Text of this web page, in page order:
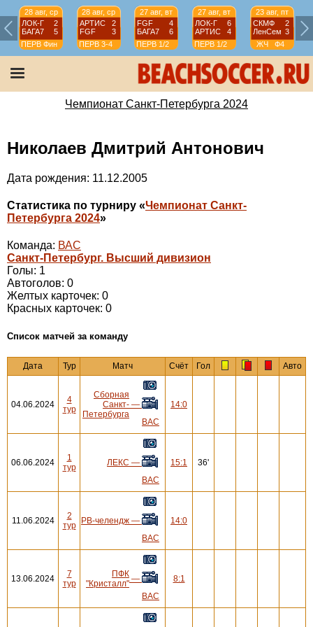
28 авг, ср
ЛОК-Г
2
БАГА7
5
ПЕРВ Фин
28 авг, ср
АРТИС
2
FGF
3
ПЕРВ 3-4
27 авг, вт
FGF
4
БАГА7
6
ПЕРВ 1/2
27 авг, вт
ЛОК-Г
6
АРТИС
4
ПЕРВ 1/2
23 авг, пт
СКМФ
2
ЛенСем 3
ЖЧ
Ф4
Чемпионат Санкт-Петербурга 2024
Николаев Дмитрий Антонович
Дата рождения: 11.12.2005
Статистика по турниру «Чемпионат Санкт-
Петербурга 2024»
Команда: ВАС
Санкт-Петербург. Высший дивизион
Голы: 1
Автоголов: 0
Желтых карточек: 0
Красных карточек: 0
Cписок матчей за команду
Дата Тур Матч Счёт Гол Авто
04.06.2024
4
тур
Сборная
Санкт-
Петербурга
—
ВАС
14:0
06.06.2024
1
тур
ЛЕКС —
ВАС
15:1 36'
11.06.2024
2
тур
РВ-челендж —
ВАС
14:0
13.06.2024
7
тур
ПФК
"Кристалл" —
ВАС
8:1